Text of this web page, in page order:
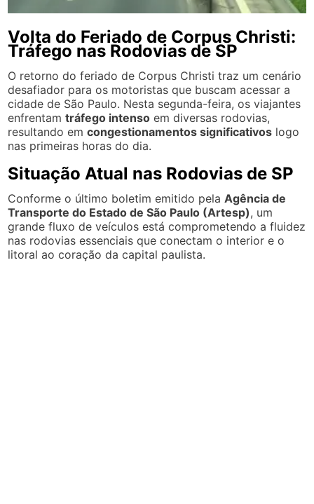
Volta do Feriado de Corpus Christi:
Tráfego nas Rodovias de SP
O retorno do feriado de Corpus Christi traz um cenário
desafiador para os motoristas que buscam acessar a
cidade de São Paulo. Nesta segunda-feira, os viajantes
enfrentamtráfego intenso em diversas rodovias,
resultando emcongestionamentos significativos logo
nas primeiras horas do dia.
Situação Atual nas Rodovias de SP
Conforme o último boletim emitido pela Agência de
Transporte do Estado de São Paulo (Artesp), um
grande fluxo de veículos está comprometendo a fluidez
nas rodovias essenciais que conectam o interior e o
litoral ao coração da capital paulista.